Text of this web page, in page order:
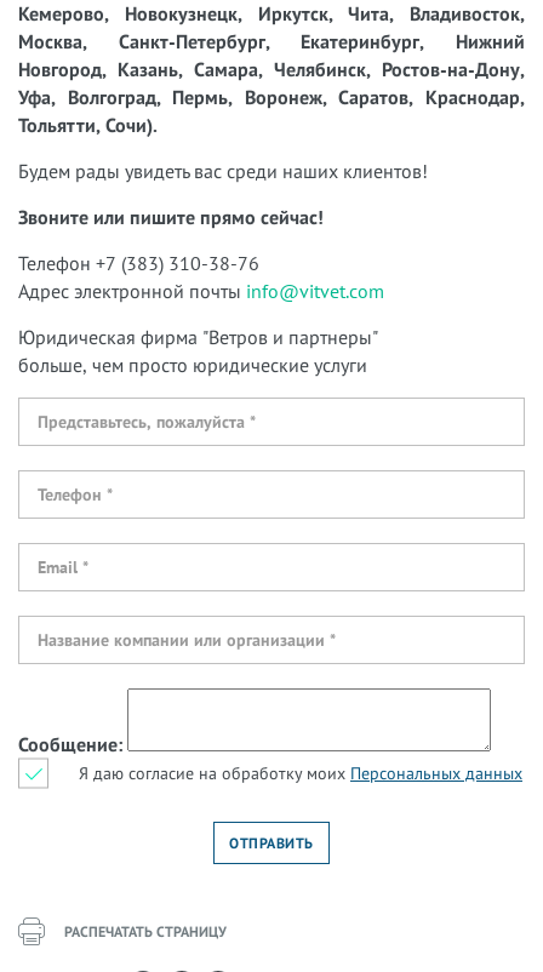
Кемерово, Новокузнецк, Иркутск, Чита, Владивосток,
Москва, Санкт-Петербург, Екатеринбург, Нижний
Новгород, Казань, Самара, Челябинск, Ростов-на-Дону,
Уфа, Волгоград, Пермь, Воронеж, Саратов, Краснодар,
Тольятти, Сочи).
Будем рады увидеть вас среди наших клиентов!
Звоните или пишите прямо сейчас!
Телефон +7 (383) 310-38-76
Адрес электронной почты info@vitvet.com
Юридическая фирма "Ветров и партнеры"
больше, чем просто юридические услуги
Сообщение:
Я даю согласие на обработку моих Персональных данных
РАСПЕЧАТАТЬ СТРАНИЦУ